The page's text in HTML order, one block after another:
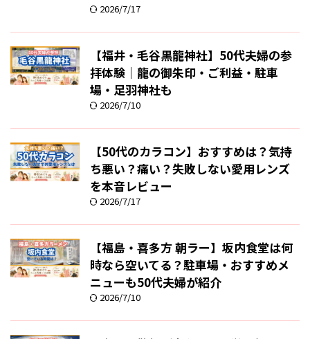
2026/7/17
【福井・毛谷黒龍神社】50代夫婦の参
拝体験｜龍の御朱印・ご利益・駐車
場・足羽神社も
2026/7/10
【50代のカラコン】おすすめは？気持
ち悪い？痛い？失敗しない愛用レンズ
を本音レビュー
2026/7/17
【福島・喜多方 朝ラー】坂内食堂は何
時なら空いてる？駐車場・おすすめメ
ニューも50代夫婦が紹介
2026/7/10